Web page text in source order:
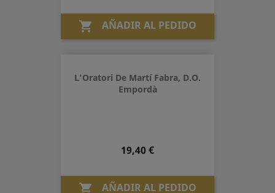
 AÑADIR AL PEDIDO
L'Oratori De Martí Fabra, D.O.
Empordà
Precio
19,40 €
 AÑADIR AL PEDIDO